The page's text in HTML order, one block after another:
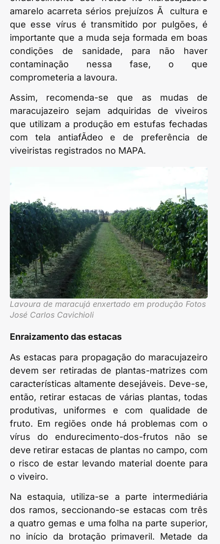
amarelo acarreta sérios prejuízos Ã cultura e
que esse vírus é transmitido por pulgões, é
importante que a muda seja formada em boas
condições de sanidade, para não haver
contaminação nessa fase, o que
comprometeria a lavoura.
Assim, recomenda-se que as mudas de
maracujazeiro sejam adquiridas de viveiros
que utilizam a produção em estufas fechadas
com tela antiafÃ­deo e de preferência de
viveiristas registrados no MAPA.
Lavoura de maracujá enxertado em produção Fotos
José Carlos Cavichioli
Enraizamento das estacas
As estacas para propagação do maracujazeiro
devem ser retiradas de plantas-matrizes com
características altamente desejáveis. Deve-se,
então, retirar estacas de várias plantas, todas
produtivas, uniformes e com qualidade de
fruto. Em regiões onde há problemas com o
vírus do endurecimento-dos-frutos não se
deve retirar estacas de plantas no campo, com
o risco de estar levando material doente para
o viveiro.
Na estaquia, utiliza-se a parte intermediária
dos ramos, seccionando-se estacas com três
a quatro gemas e uma folha na parte superior,
no início da brotação primaveril. Metade da